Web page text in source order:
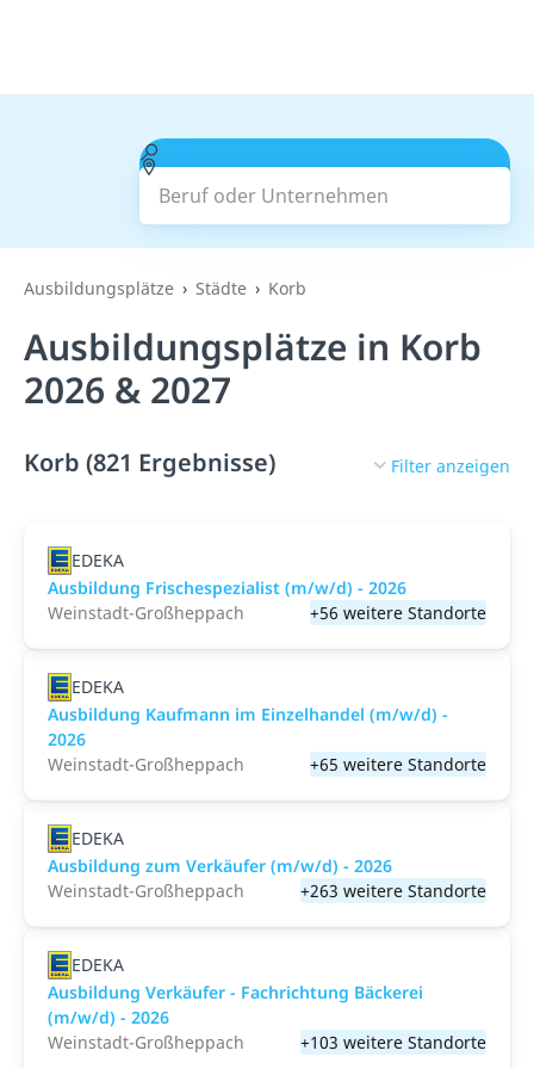
Beruf oder Unternehmen
Suchen
Ausbildungsplätze Städte Korb
Ausbildungsplätze in Korb
2026 & 2027
Korb (821 Ergebnisse) Filter anzeigen
EDEKA
Ausbildung Frischespezialist (m/w/d) - 2026
Weinstadt-Großheppach
+56 weitere Standorte
EDEKA
Ausbildung Kaufmann im Einzelhandel (m/w/d) -
2026
Weinstadt-Großheppach
+65 weitere Standorte
EDEKA
Ausbildung zum Verkäufer (m/w/d) - 2026
Weinstadt-Großheppach
+263 weitere Standorte
EDEKA
Ausbildung Verkäufer - Fachrichtung Bäckerei
(m/w/d) - 2026
Weinstadt-Großheppach
+103 weitere Standorte